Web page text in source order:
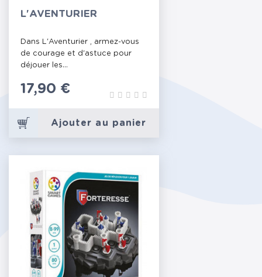
L'AVENTURIER
Dans L'Aventurier , armez-vous
de courage et d'astuce pour
déjouer les...
Prix
17,90 €
Ajouter au panier